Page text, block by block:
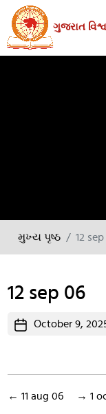
Skip
the
ગુજરાત
મુખ્ય પૃષ્ઠ 12
12 sep 06
PostOctober 9,
← 11 aug 06 → 1